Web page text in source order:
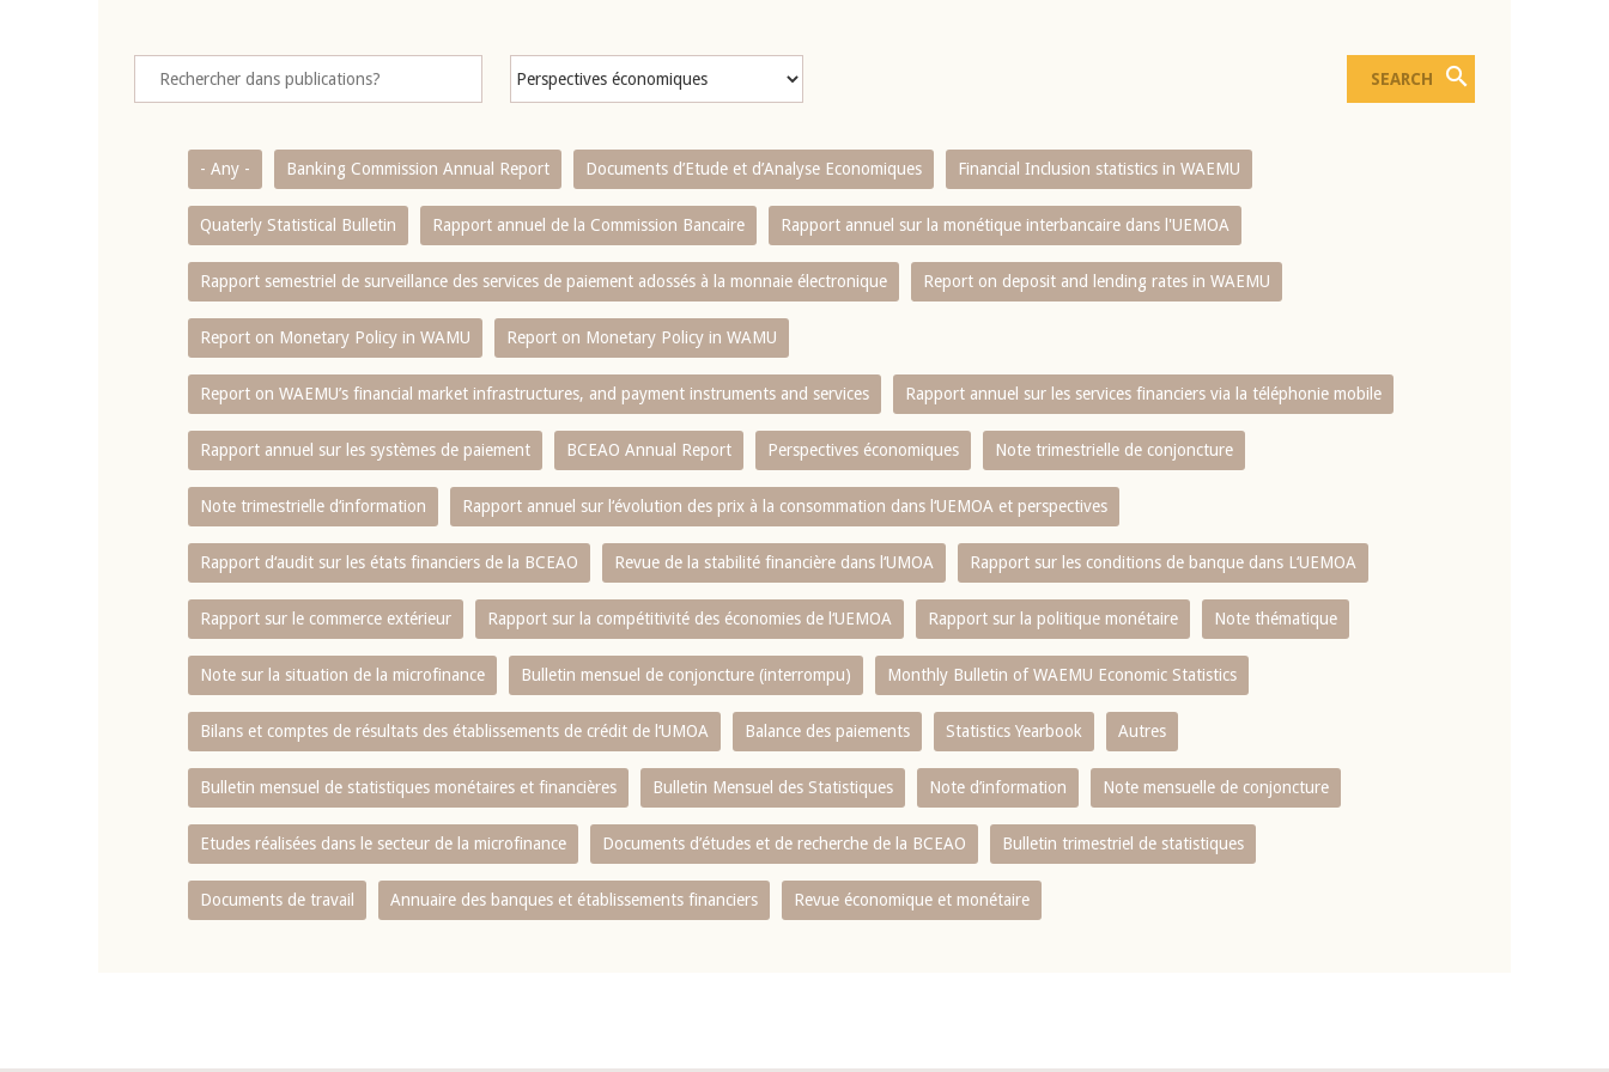
- Any - Banking Commission Annual Report Documents d’Etude et d’Analyse Economiques Financial Inclusion statistics in WAEMU
Quaterly Statistical Bulletin Rapport annuel de la Commission Bancaire Rapport annuel sur la monétique interbancaire dans l'UEMOA
Rapport semestriel de surveillance des services de paiement adossés à la monnaie électronique Report on deposit and lending rates in WAEMU
Report on Monetary Policy in WAMU Report on Monetary Policy in WAMU
Report on WAEMU’s financial market infrastructures, and payment instruments and services Rapport annuel sur les services financiers via la téléphonie mobile
Rapport annuel sur les systèmes de paiement BCEAO Annual Report Perspectives économiques Note trimestrielle de conjoncture
Note trimestrielle d‘information Rapport annuel sur l‘évolution des prix à la consommation dans l‘UEMOA et perspectives
Rapport d‘audit sur les états financiers de la BCEAO Revue de la stabilité financière dans l‘UMOA Rapport sur les conditions de banque dans L‘UEMOA
Rapport sur le commerce extérieur Rapport sur la compétitivité des économies de l‘UEMOA Rapport sur la politique monétaire Note thématique
Note sur la situation de la microfinance Bulletin mensuel de conjoncture (interrompu) Monthly Bulletin of WAEMU Economic Statistics
Bilans et comptes de résultats des établissements de crédit de l‘UMOA Balance des paiements Statistics Yearbook Autres
Bulletin mensuel de statistiques monétaires et financières Bulletin Mensuel des Statistiques Note d’information Note mensuelle de conjoncture
Etudes réalisées dans le secteur de la microfinance Documents d’études et de recherche de la BCEAO Bulletin trimestriel de statistiques
Documents de travail Annuaire des banques et établissements financiers Revue économique et monétaire